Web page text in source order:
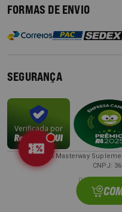
FORMAS DE ENVIO
SEGURANÇA
Verificada por
© 2026 Masterway
CNPJ: